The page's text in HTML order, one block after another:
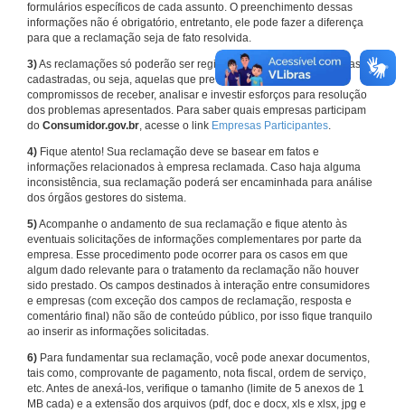
formulários específicos de cada assunto. O preenchimento dessas
informações não é obrigatório, entretanto, ele pode fazer a diferença
para que a reclamação seja de fato resolvida.
3)As reclamações só poderão ser registradas em face de empresas
cadastradas, ou seja, aquelas que previamente assumiram
compromissos de receber, analisar e investir esforços para resolução
dos problemas apresentados. Para saber quais empresas participam
do Consumidor.gov.br, acesse o link Empresas Participantes.
4) Fique atento! Sua reclamação deve se basear em fatos e
informações relacionados à empresa reclamada. Caso haja alguma
inconsistência, sua reclamação poderá ser encaminhada para análise
dos órgãos gestores do sistema.
5)Acompanhe o andamento de sua reclamação e fique atento às
eventuais solicitações de informações complementares por parte da
empresa. Esse procedimento pode ocorrer para os casos em que
algum dado relevante para o tratamento da reclamação não houver
sido prestado. Os campos destinados à interação entre consumidores
e empresas (com exceção dos campos de reclamação, resposta e
comentário final) não são de conteúdo público, por isso fique tranquilo
ao inserir as informações solicitadas.
6) Para fundamentar sua reclamação, você pode anexar documentos,
tais como, comprovante de pagamento, nota fiscal, ordem de serviço,
etc. Antes de anexá-los, verifique o tamanho (limite de 5 anexos de 1
MB cada) e a extensão dos arquivos (pdf, doc e docx, xls e xlsx, jpg e